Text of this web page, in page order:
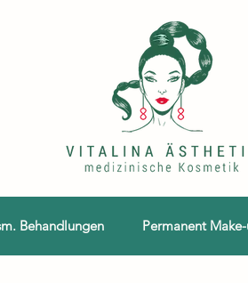
Behandlungen Permanent